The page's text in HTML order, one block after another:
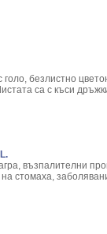
безлистно
са с къси
възпалителни
на стомаха,